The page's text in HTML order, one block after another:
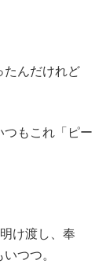
たんだけれど
もこれ「ピー
け渡し、奉
つつ。